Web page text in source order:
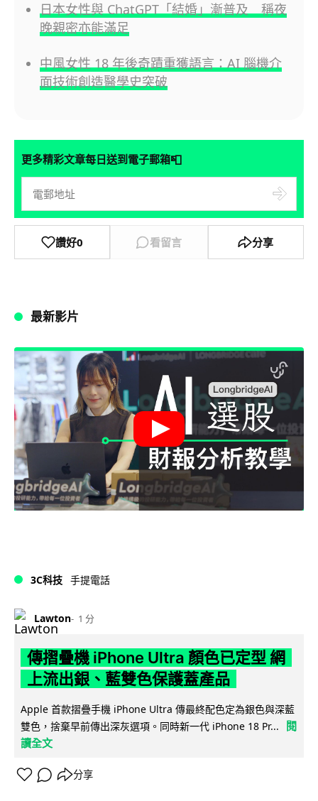
日本女性與 ChatGPT「結婚」漸普及 稱夜
晚親密亦能滿足
中風女性 18 年後奇蹟重獲語言：AI 腦機介
面技術創造醫學史突破
更多精彩文章每日送到電子郵箱📮
讚好0 看留言 分享
最新影片
3C科技 手提電話
Lawton 1 分
傳摺疊機 iPhone Ultra 顏色已定型 網
上流出銀、藍雙色保護蓋產品
Apple 首款摺疊手機 iPhone Ultra 傳最終配色定為銀色與深藍
雙色，捨棄早前傳出深灰選項。同時新一代 iPhone 18 Pr...
閱
讀全文
分享